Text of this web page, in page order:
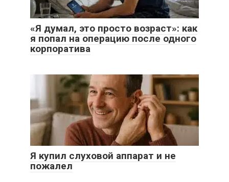
«Я думал, это просто возраст»: как
я попал на операцию после одного
корпоратива
Я купил слуховой аппарат и не
пожалел